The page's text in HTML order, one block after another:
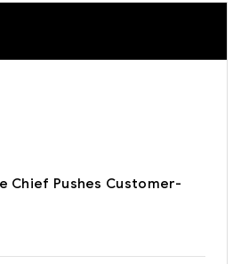
Chief Pushes Customer-